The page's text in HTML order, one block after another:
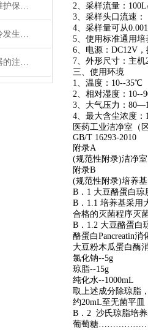
洁净环境检测仪的常见维护保养方法分享
气溶胶发生器热发生和冷发生测试步骤分享
使用激光尘埃粒子计数器的注意事项
2、采样流量：
3、采样头口流速
4、采样量可从
5、使用标准通用
6、电源：DC12V
7、外形尺寸：主
三、使用环境
1、温度：10--35℃
2、相对湿度：10--
3、大气压力：
4、最大含尘浓度：
医药工业洁净室（
GB/T 16293-2010
附录A
(规范性附录)洁净
附录B
(规范性附录)培养
B．1 大豆酪蛋白
B．1.1 培养基采用
合格的灭菌程序灭
B．1.2 大豆酪蛋白
酪蛋白Pancreatin消
大豆粉木瓜蛋白酶
氯化钠--5g
琼脂--15g
纯化水--1000mL
取上述成分除琼脂
约20mL至无菌平
B．2 沙氏琼脂培
葡萄糖